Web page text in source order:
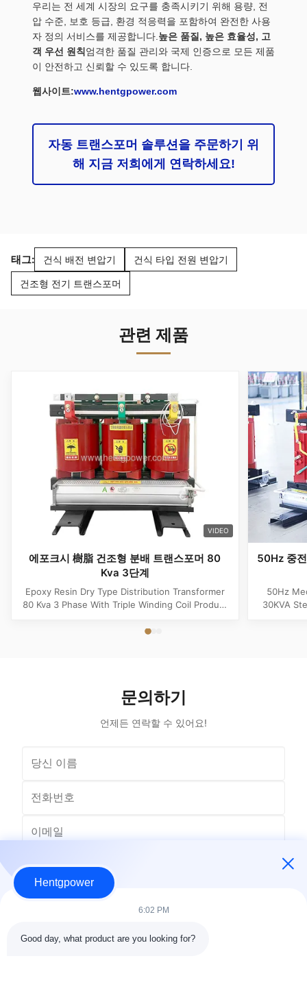
우리는 전 세계 시장의 요구를 충족시키기 위해 용량, 전
압 수준, 보호 등급, 환경 적응력을 포함하여 완전한 사용
자 정의 서비스를 제공합니다.높은 품질, 높은 효율성, 고
객 우선 원칙엄격한 품질 관리와 국제 인증으로 모든 제품
이 안전하고 신뢰할 수 있도록 합니다.
웹사이트:www.hentgpower.com
자동 트랜스포머 솔루션을 주문하기 위
해 지금 저희에게 연락하세요!
태그: 건식 배전 변압기 건식 타입 전원 변압기
건조형 전기 트랜스포머
관련 제품
VIDEO
에포크시 樹脂 건조형 분배 트랜스포머 80
Kva 3단계
Epoxy Resin Dry Type Distribution Transformer
80 Kva 3 Phase With Triple Winding Coil Product
transformer, distribution transformer, Dry Type
50Hz 중
50Hz
30KVA
문의하기
언제든 연락할 수 있어요!
Hentgpower
6:02 PM
Good day, what product are you looking for?